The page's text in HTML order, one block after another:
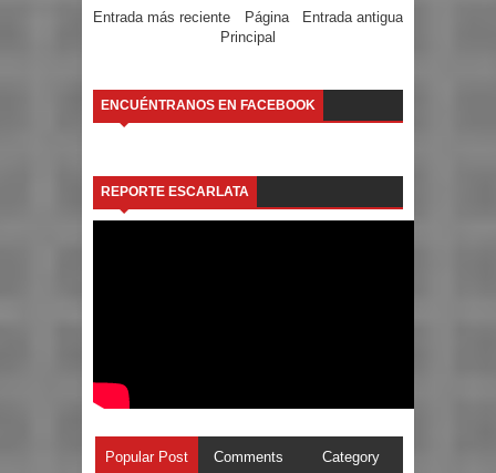
Entrada más reciente Entrada antigua
Página
Principal
ENCUÉNTRANOS EN FACEBOOK
REPORTE ESCARLATA
Popular Post Comments Category